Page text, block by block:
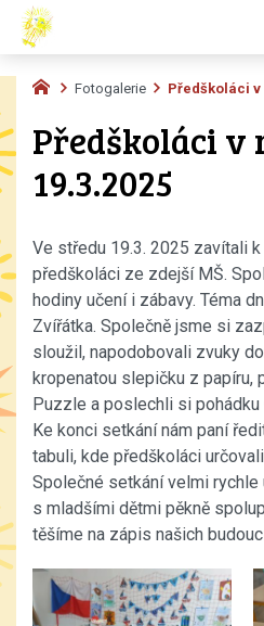
Fotogalerie Předškoláci v
Předškoláci v
19.3.2025
Ve středu 19.3. 2025 zavítali k
předškoláci ze zdejší MŠ.
hodiny učení i zábavy. Téma
Zvířátka. Společně jsme si
sloužil, napodobovali zvuky
kropenatou slepičku z papíru,
Puzzle a poslechli si
Ke konci setkání nám paní
tabuli, kde předškoláci
Společné setkání velmi rychle
s mladšími dětmi pěkně
těšíme na zápis našich